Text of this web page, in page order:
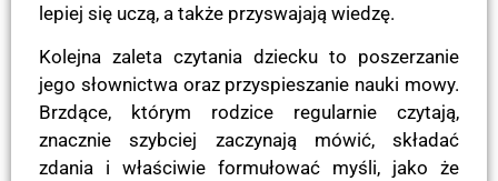
lepiej się uczą, a także przyswajają wiedzę.
Kolejna zaleta czytania dziecku to poszerzanie
jego słownictwa oraz przyspieszanie nauki mowy.
Brzdące, którym rodzice regularnie czytają,
znacznie szybciej zaczynają mówić, składać
zdania i właściwie formułować myśli, jako że